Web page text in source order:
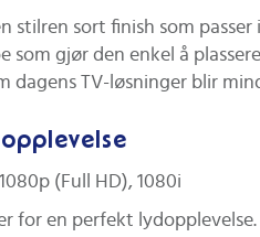
stilren sort finish som
som gjør den enkel å
dagens TV-løsninger blir
(Full HD), 1080i
for en perfekt lydopplevelse.